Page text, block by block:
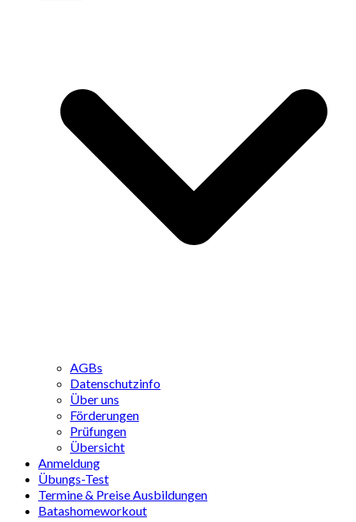
AGBs
Datenschutzinfo
Über uns
Förderungen
Prüfungen
Übersicht
Anmeldung
Übungs-Test
Termine & Preise Ausbildungen
Batashomeworkout